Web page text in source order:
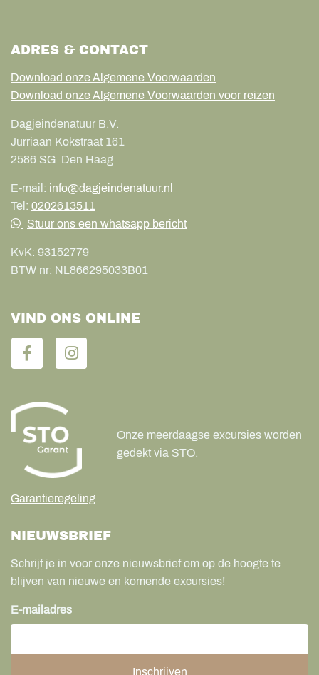
ADRES & CONTACT
Download onze Algemene Voorwaarden
Download onze Algemene Voorwaarden voor reizen
Dagjeindenatuur B.V.
Jurriaan Kokstraat 161
2586 SG Den Haag
E-mail: info@dagjeindenatuur.nl
Tel: 0202613511
Stuur ons een whatsapp bericht
KvK: 93152779
BTW nr: NL866295033B01
VIND ONS ONLINE
Garantieregeling
Onze meerdaagse excursies worden
gedekt via STO.
NIEUWSBRIEF
Schrijf je in voor onze nieuwsbrief om op de hoogte te
blijven van nieuwe en komende excursies!
E-mailadres